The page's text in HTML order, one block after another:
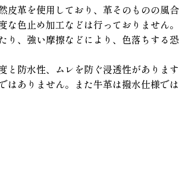
皮革を使用しており、革そのものの風合
な色止め加工などは行っておりません。
り、強い摩擦などにより、色落ちする恐
と防水性、ムレを防ぐ浸透性があります
はありません。また牛革は撥水仕様では